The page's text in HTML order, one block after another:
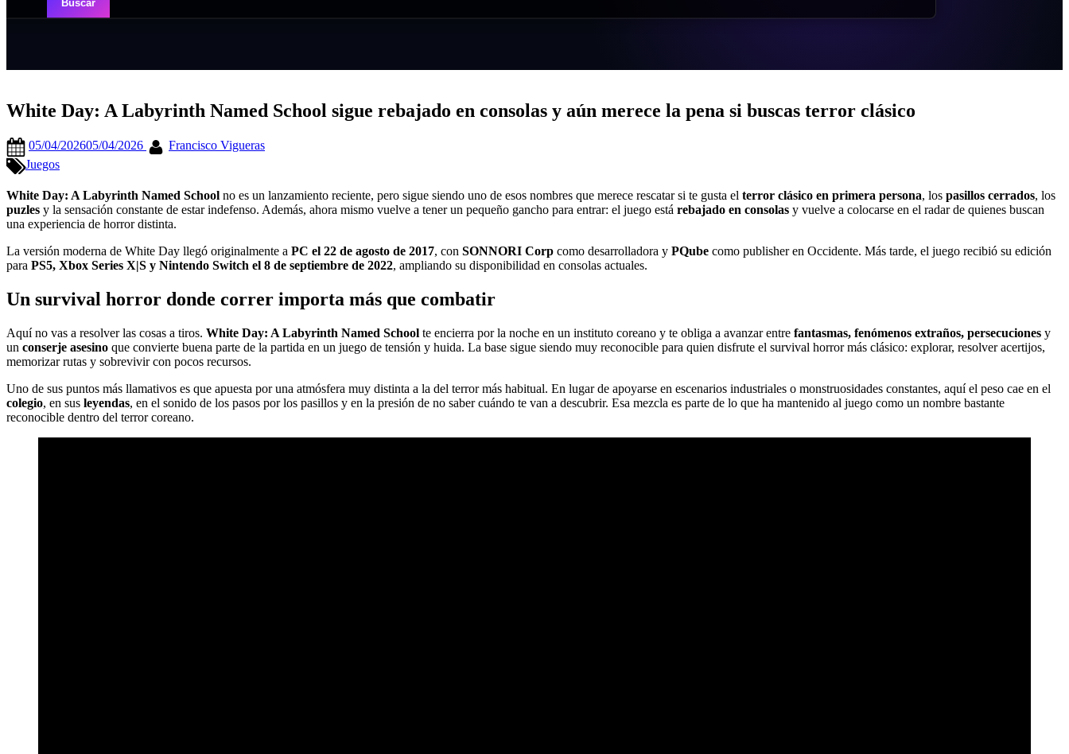
White Day: A Labyrinth Named School sigue rebajado en consolas y aún merece la pena si buscas terror clásico
Posted
on
05/04/202605/04/2026 By
Francisco Vigueras
Juegos
White Day: A Labyrinth Named School no es un lanzamiento reciente, pero sigue siendo uno de esos nombres que merece rescatar si te gusta el terror clásico en primera persona, los pasillos cerrados, los
puzles y la sensación constante de estar indefenso. Además, ahora mismo vuelve a tener un pequeño gancho para entrar: el juego está rebajado en consolas y vuelve a colocarse en el radar de quienes buscan
una experiencia de horror distinta.
La versión moderna de White Day llegó originalmente a PC el 22 de agosto de 2017, con SONNORI Corp como desarrolladora y PQube como publisher en Occidente. Más tarde, el juego recibió su edición
para PS5, Xbox Series X|S y Nintendo Switch el 8 de septiembre de 2022, ampliando su disponibilidad en consolas actuales.
Un survival horror donde correr importa más que combatir
Aquí no vas a resolver las cosas a tiros. White Day: A Labyrinth Named School te encierra por la noche en un instituto coreano y te obliga a avanzar entre fantasmas, fenómenos extraños, persecuciones y
un conserje asesino que convierte buena parte de la partida en un juego de tensión y huida. La base sigue siendo muy reconocible para quien disfrute el survival horror más clásico: explorar, resolver acertijos,
memorizar rutas y sobrevivir con pocos recursos.
Uno de sus puntos más llamativos es que apuesta por una atmósfera muy distinta a la del terror más habitual. En lugar de apoyarse en escenarios industriales o monstruosidades constantes, aquí el peso cae en el
colegio, en sus leyendas, en el sonido de los pasos por los pasillos y en la presión de no saber cuándo te van a descubrir. Esa mezcla es parte de lo que ha mantenido al juego como un nombre bastante
reconocible dentro del terror coreano.